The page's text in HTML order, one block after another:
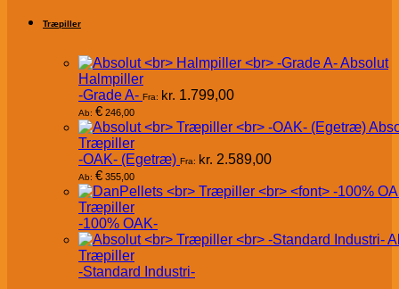
Træpiller
Absolut
Halmpiller
-Grade A- Fra: kr. 1.799,00
Ab: € 246,00
Træpiller
-OAK- (Egetræ) Fra: kr. 2.589,00
Ab: € 355,00
Træpiller
-100% OAK-
Træpiller
-Standard Industri-